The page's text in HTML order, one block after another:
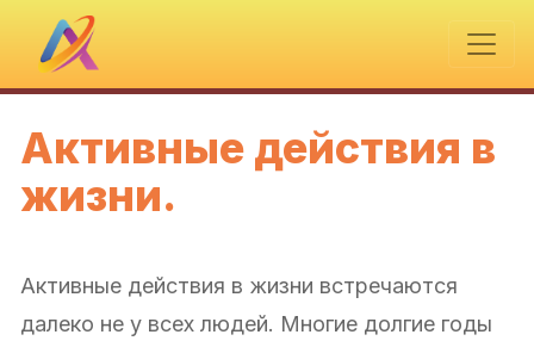
Активные действия в
жизни.
Активные действия в жизни встречаются
далеко не у всех людей. Многие долгие годы